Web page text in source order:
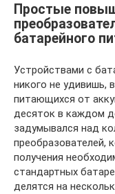
Простые
батарейного
Устройствами с
никого не удивишь,
питающихся от
десяток в каждом
задумывался над
преобразователей,
получения
стандартных
делятся на